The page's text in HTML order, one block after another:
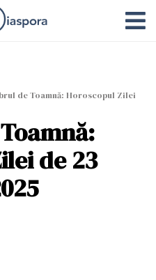
de Toamnă: Horoscopul Zilei
de 23